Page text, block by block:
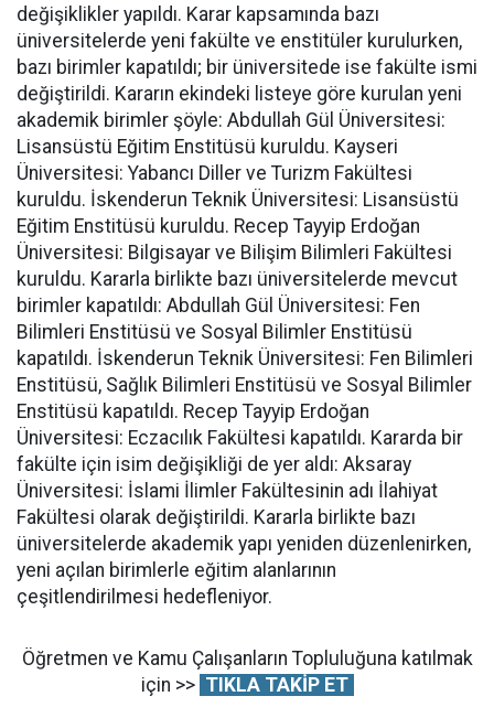
değişiklikler yapıldı. Karar kapsamında bazı
üniversitelerde yeni fakülte ve enstitüler kurulurken,
bazı birimler kapatıldı; bir üniversitede ise fakülte ismi
değiştirildi. Kararın ekindeki listeye göre kurulan yeni
akademik birimler şöyle: Abdullah Gül Üniversitesi:
Lisansüstü Eğitim Enstitüsü kuruldu. Kayseri
Üniversitesi: Yabancı Diller ve Turizm Fakültesi
kuruldu. İskenderun Teknik Üniversitesi: Lisansüstü
Eğitim Enstitüsü kuruldu. Recep Tayyip Erdoğan
Üniversitesi: Bilgisayar ve Bilişim Bilimleri Fakültesi
kuruldu. Kararla birlikte bazı üniversitelerde mevcut
birimler kapatıldı: Abdullah Gül Üniversitesi: Fen
Bilimleri Enstitüsü ve Sosyal Bilimler Enstitüsü
kapatıldı. İskenderun Teknik Üniversitesi: Fen Bilimleri
Enstitüsü, Sağlık Bilimleri Enstitüsü ve Sosyal Bilimler
Enstitüsü kapatıldı. Recep Tayyip Erdoğan
Üniversitesi: Eczacılık Fakültesi kapatıldı. Kararda bir
fakülte için isim değişikliği de yer aldı: Aksaray
Üniversitesi: İslami İlimler Fakültesinin adı İlahiyat
Fakültesi olarak değiştirildi. Kararla birlikte bazı
üniversitelerde akademik yapı yeniden düzenlenirken,
yeni açılan birimlerle eğitim alanlarının
çeşitlendirilmesi hedefleniyor.
Öğretmen ve Kamu Çalışanların Topluluğuna katılmak
için >> TIKLA TAKİP ET